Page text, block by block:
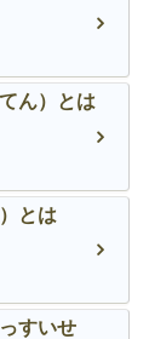
ん）とは
とは
すいせ